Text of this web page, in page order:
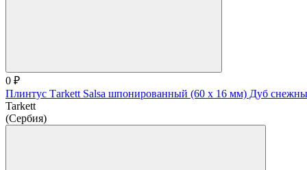
0 ₽
Плинтус Тarkett Salsa шпонированный (60 х 16 мм) Дуб
Tarkett
(Сербия)